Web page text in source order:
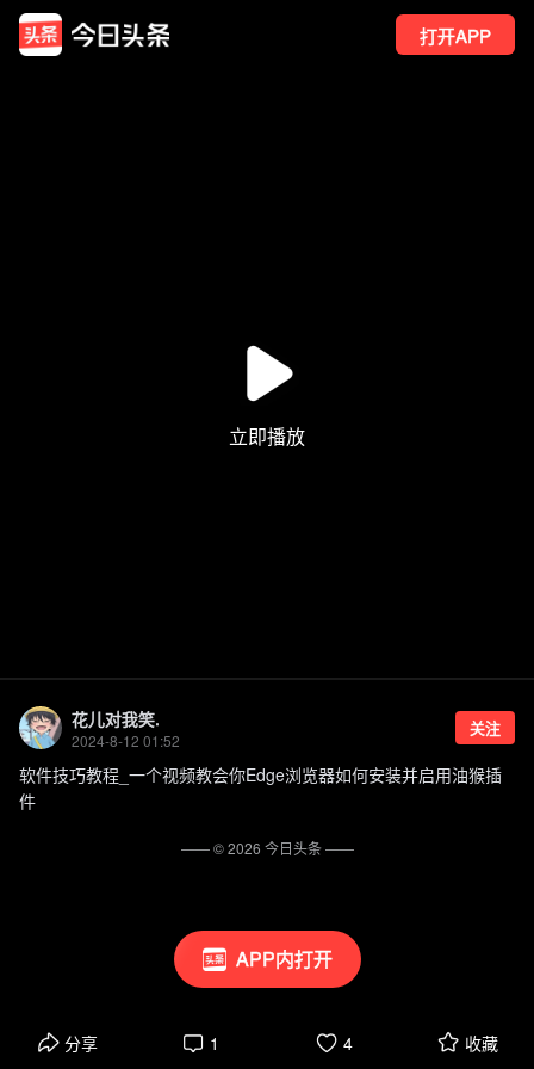
打开APP
APP内打开
花儿对我笑.
2024-8-12 01:52
关注
软件技巧教程_一个视频教会你Edge浏览器如何安装并启用油猴插
件
分享 1 4 收藏
—— ©2026 今日头条——